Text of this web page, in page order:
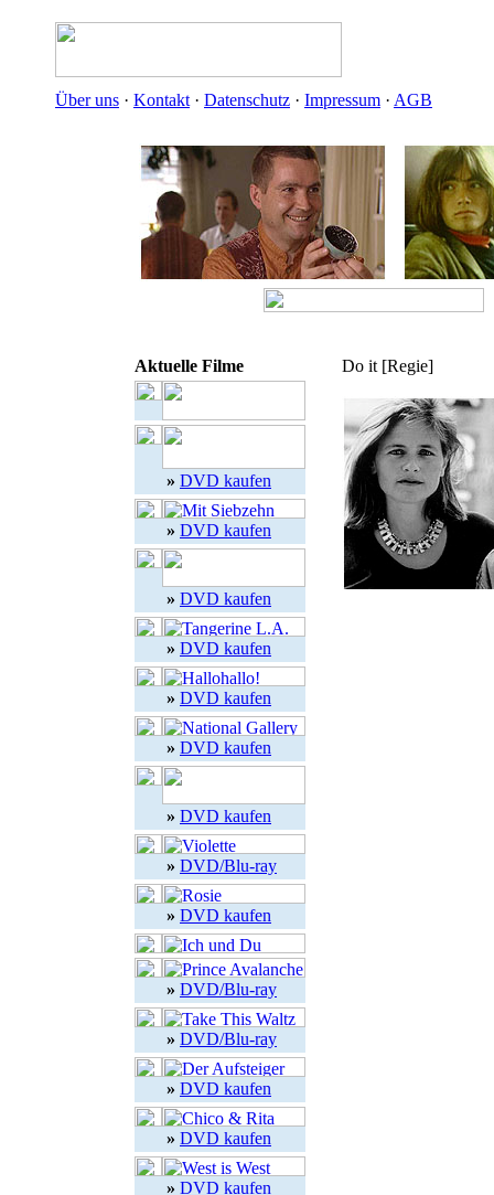
Über uns · Kontakt · Datenschutz · Impressum · AGB
Aktuelle Filme
» DVD kaufen
» DVD kaufen
» DVD kaufen
» DVD kaufen
» DVD kaufen
» DVD kaufen
» DVD kaufen
» DVD/Blu-ray
» DVD kaufen
» DVD/Blu-ray
» DVD/Blu-ray
» DVD kaufen
» DVD kaufen
» DVD kaufen
Do it [Regie]